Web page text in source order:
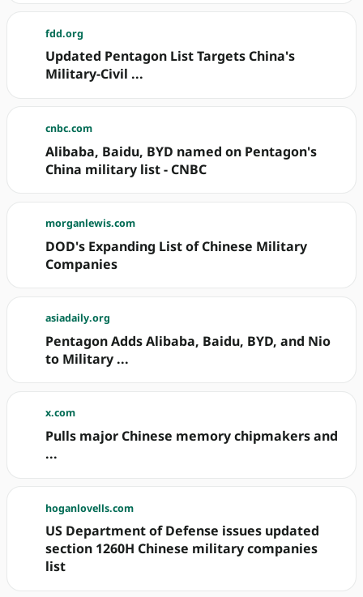
fdd.org
Updated Pentagon List Targets China's
Military-Civil ...
cnbc.com
Alibaba, Baidu, BYD named on Pentagon's
China military list - CNBC
morganlewis.com
DOD's Expanding List of Chinese Military
Companies
asiadaily.org
Pentagon Adds Alibaba, Baidu, BYD, and Nio
to Military ...
x.com
Pulls major Chinese memory chipmakers and
...
hoganlovells.com
US Department of Defense issues updated
section 1260H Chinese military companies
list